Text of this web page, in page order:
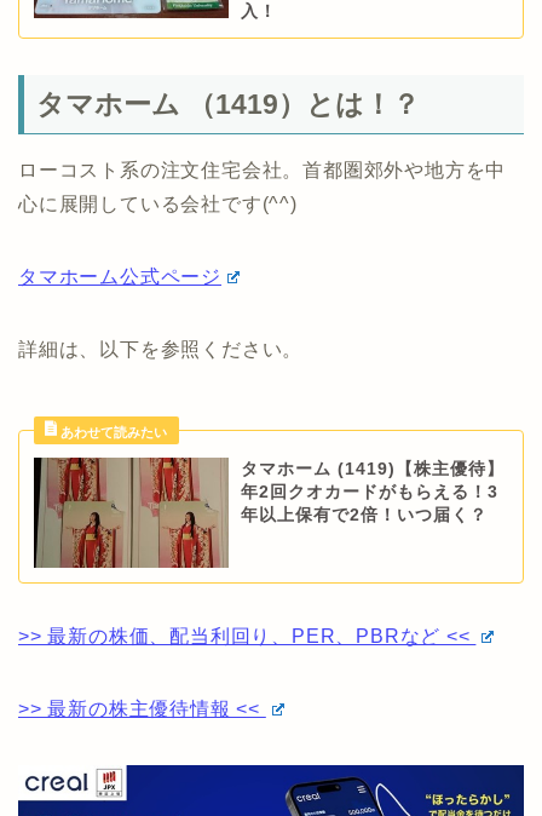
入！
タマホーム （1419）とは！？
ローコスト系の注文住宅会社。首都圏郊外や地方を中
心に展開している会社です(^^)
タマホーム公式ページ
詳細は、以下を参照ください。
タマホーム (1419)【株主優待】
年2回クオカードがもらえる！3
年以上保有で2倍！いつ届く？
>> 最新の株価、配当利回り、PER、PBRなど <<
>> 最新の株主優待情報 <<